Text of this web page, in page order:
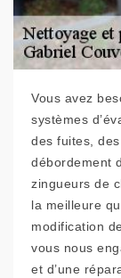
Vous avez
systèmes
des fuites,
débordement
zingueurs de
la meilleure
modification
vous nous
et d’une